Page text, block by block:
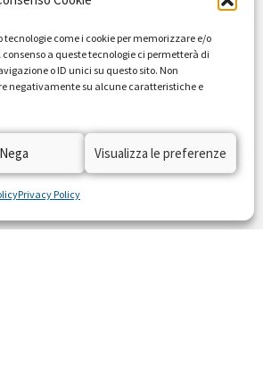
come i cookie per memorizzare e/o
a queste tecnologie ci permetterà di
o ID unici su questo sito. Non
negativamente su alcune caratteristiche e
Nega Visualizza le preferenze
Privacy Policy